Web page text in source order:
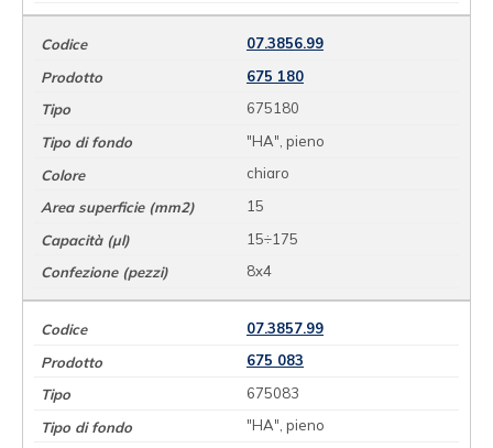
07.3856.99
675 180
675180
"HA", pieno
chiaro
15
15÷175
8x4
07.3857.99
675 083
675083
"HA", pieno